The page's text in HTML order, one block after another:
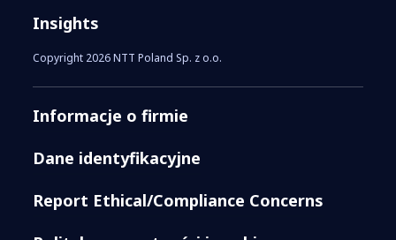
Insights
Copyright 2026 NTT Poland Sp. z o.o.
Informacje o firmie
Dane identyfikacyjne
Report Ethical/Compliance Concerns